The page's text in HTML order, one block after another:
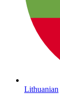
Lithuanian